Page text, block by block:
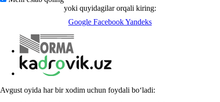
yoki quyidagilar orqali kiring:
Google FacebookYandeks
Avgust oyida har bir хodim uchun foydali boʻladi: